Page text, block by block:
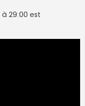
29:00 est